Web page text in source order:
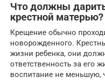
Что должны
крестной матерью?
Крещение обычно
новорожденного.
жизни ребенка, они
ответственность за его
воспитание не